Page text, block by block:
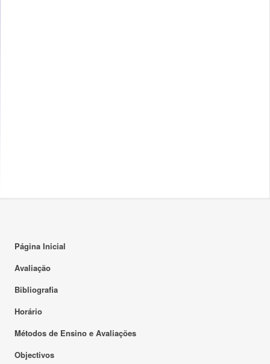
Página Inicial
Avaliação
Bibliografia
Horário
Métodos de Ensino e Avaliações
Objectivos